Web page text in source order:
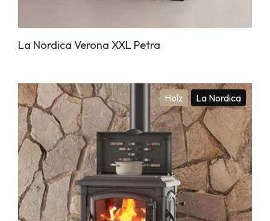
La Nordica Verona XXL Petra
Holz La Nordica